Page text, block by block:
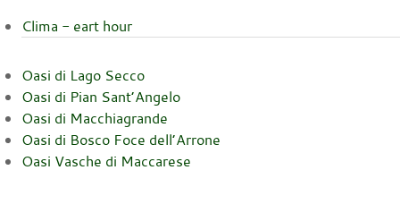
Clima - eart hour
Oasi di Lago Secco
Oasi di Pian Sant’Angelo
Oasi di Macchiagrande
Oasi di Bosco Foce dell’Arrone
Oasi Vasche di Maccarese